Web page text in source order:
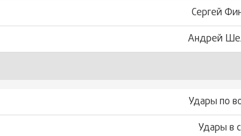
Сергей
Андрей
Удары по
Удары в